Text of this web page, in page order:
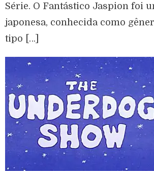
Série. O Fantástico Jaspion foi
japonesa, conhecida como
tipo […]